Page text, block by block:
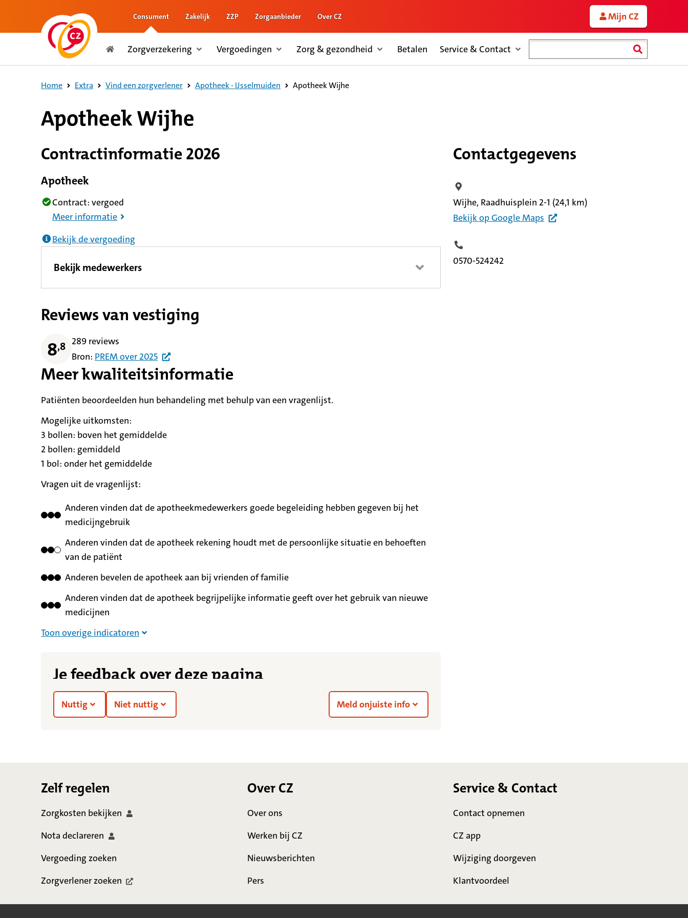
de inhoud
Consument Zakelijk ZZP Zorgaanbieder Over CZ Mijn CZ
Consument
Zorgverzekering Vergoedingen Zorg & gezondheid Betalen Service & Contact
Home Extra Vind een zorgverlener Apotheek - IJsselmuiden Apotheek Wijhe
Apotheek Wijhe
Contractinformatie 2026
Apotheek
Contract: vergoed
Meer informatie
Bekijk de vergoeding
Bekijk medewerkers
Reviews van vestiging
8,8 op basis van 289 reviews
8,8 289 reviews
Bron: PREMover 2025
Meer kwaliteitsinformatie
Patiënten beoordeelden hun behandeling met behulp van een vragenlijst.
Mogelijke uitkomsten:
3 bollen: betekent
boven het gemiddelde
2 bollen: betekent
gemiddeld
1 bol: betekent
onder het gemiddelde
Vragen uit de vragenlijst:
Anderen vinden dat de apotheekmedewerkers goede begeleiding hebben gegeven bij het
medicijngebruik
Anderen vinden dat de apotheek rekening houdt met de persoonlijke situatie en behoeften
van de patiënt
Anderen bevelen de apotheek aan bij vrienden of familie
Anderen vinden dat de apotheek begrijpelijke informatie geeft over het gebruik van nieuwe
medicijnen
Toon overige indicatoren
Contactgegevens
Locatiegegevens
Wijhe, Raadhuisplein 2-1 (24,1 km)
Bekijkop Google Maps
Telefoonnummer
0570-524242
Je feedback over deze pagina
Nuttig Niet nuttig Meld onjuiste info
Zelf regelen
Zorgkosten bekijken
Nota declareren
Vergoeding zoeken
Zorgverlenerzoeken
Over CZ
Over ons
Werken bij CZ
Nieuwsberichten
Pers
Service & Contact
Contact opnemen
CZ app
Wijziging doorgeven
Klantvoordeel